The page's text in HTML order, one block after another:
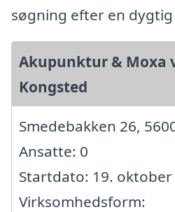
søgning efter en
Akupunktur & Moxa
Kongsted
Smedebakken 26,
Ansatte: 0
Startdato: 19. oktober
Virksomhedsform: